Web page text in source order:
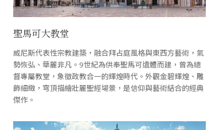
聖馬可大教堂
威尼斯代表性宗教建築，融合拜占庭風格與東西方藝術，氣
勢恢弘、華麗非凡。9世紀為供奉聖馬可遺體而建，曾為總
督專屬教堂，象徵政教合一的輝煌時代。外觀金碧輝煌、雕
飾細緻，穹頂描繪壯麗聖經場景，是信仰與藝術結合的經典
傑作。